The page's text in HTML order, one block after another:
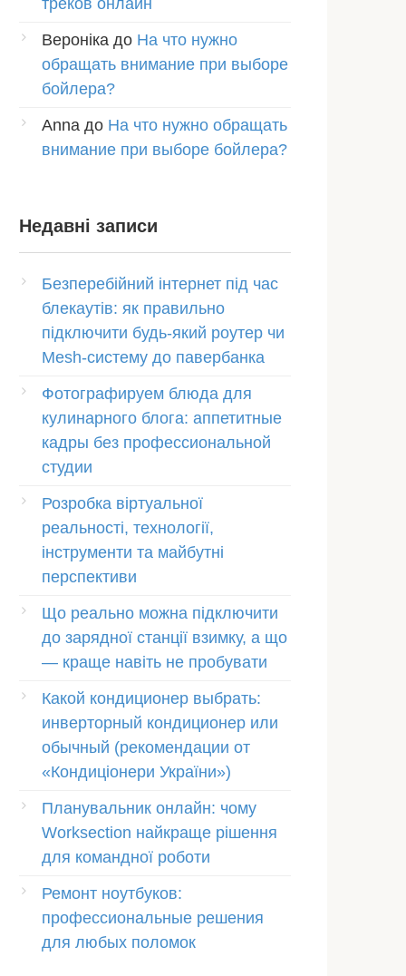
треков онлайн
Вероніка до На что нужно
обращать внимание при выборе
бойлера?
Anna до На что нужно обращать
внимание при выборе бойлера?
Недавні записи
Безперебійний інтернет під час
блекаутів: як правильно
підключити будь-який роутер чи
Mesh-систему до павербанка
Фотографируем блюда для
кулинарного блога: аппетитные
кадры без профессиональной
студии
Розробка віртуальної
реальності, технології,
інструменти та майбутні
перспективи
Що реально можна підключити
до зарядної станції взимку, а що
— краще навіть не пробувати
Какой кондиционер выбрать:
инверторный кондиционер или
обычный (рекомендации от
«Кондиціонери України»)
Планувальник онлайн: чому
Worksection найкраще рішення
для командної роботи
Ремонт ноутбуков:
профессиональные решения
для любых поломок